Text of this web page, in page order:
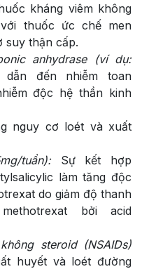
kháng viêm không
thuốc ức chế men
suy thận cấp.
anhydrase (ví dụ:
dẫn đến nhiễm toan
độc hệ thần kinh
nguy cơ loét và xuất
tuần): Sự kết hợp
làm tăng độc
do giảm độ thanh
bởi acid
steroid (NSAIDs)
huyết và loét đường